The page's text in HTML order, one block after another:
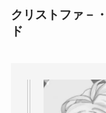
クリストファ－
ド